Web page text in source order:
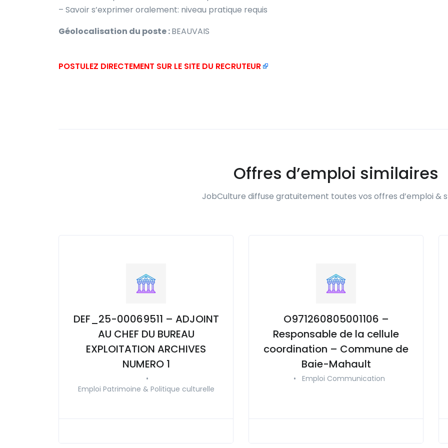
– Savoir s’exprimer oralement: niveau pratique requis
Géolocalisation du poste :BEAUVAIS
POSTULEZ DIRECTEMENT SUR LE SITE DU RECRUTEUR
Offres d’emploi similaires
JobCulture diffuse gratuitement toutes vos offres d’emploi &
DEF_25-00069511 – ADJOINT
AU CHEF DU BUREAU
EXPLOITATION ARCHIVES
NUMERO 1
•
Emploi Patrimoine & Politique culturelle
O971260805001106 –
Responsable de la cellule
coordination – Commune de
Baie-Mahault
• Emploi Communication